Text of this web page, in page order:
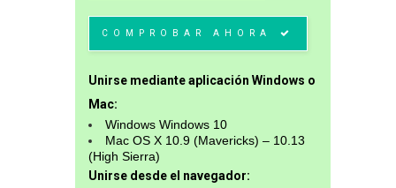
COMPROBAR AHORA
Unirse mediante aplicación Windows o
Mac:
Windows Windows 10
Mac OS X 10.9 (Mavericks) – 10.13
(High Sierra)
Unirse desde el navegador: